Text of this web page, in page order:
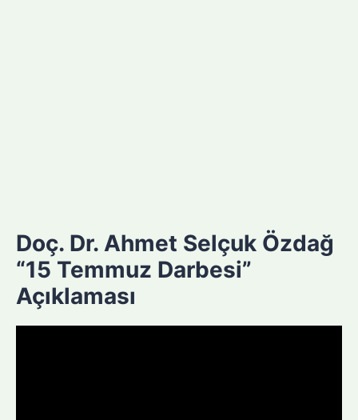
Doç. Dr. Ahmet Selçuk Özdağ
“15 Temmuz Darbesi”
Açıklaması